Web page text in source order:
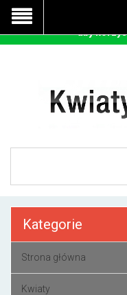
Kategorie
Strona główna
Kwiaty
Nasza strona korzysta
prawidłowego
aby